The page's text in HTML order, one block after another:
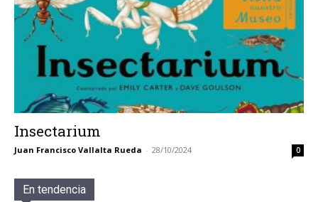
Insectarium
Juan Francisco Vallalta Rueda - 28/10/2024 0
En tendencia